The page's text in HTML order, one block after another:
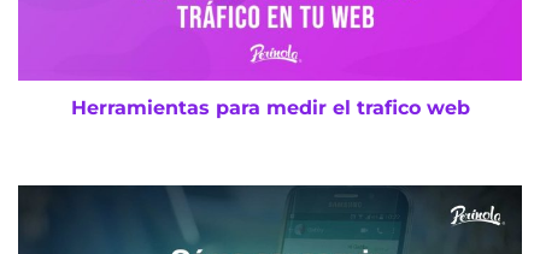
Herramientas para medir el trafico web